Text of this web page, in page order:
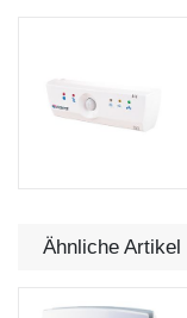
Ähnliche Artikel